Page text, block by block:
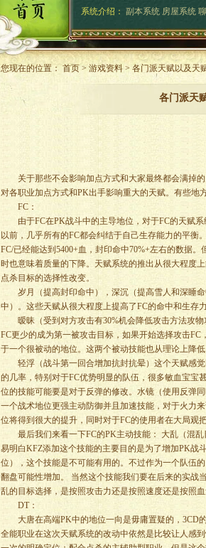
系统介绍： 副本系统 房屋系统
您现在的位置： 首页 > 游戏资料 > 各门派天赋以及天
各门派天
关于那些不会影响加点方式和大家最终都会满掉的
对各职业加点方式和PK出手影响重大的天赋。有些地
FC：
由于FC在PK战斗中的主导地位，对于FC的天赋系
以前，几乎所有的FC都会纠结于自己生存能力的平衡
FC/已经能达到5400+血，封印命中70%+左右的数据
时也意味着质量的下降。天赋系统的推出从很大程度
点杀目标的选择性改变。
岁月（提高封印命中），深沉（提高雪人和深睡命
中）。这些天赋从很大程度上提高了FC的命中和生存力
暧昧（受到对方攻击有30%机会降低攻击方法攻物
FC更少的成为第一被攻击目标，如果开始选择攻击
于一个很被动的地位。这两个被动技能也从理论上降低
轻浮（战斗第一回合增加抗封抗晕）这个天赋感觉
的几率，特别对于FC优势明显的队伍，很多敏血宝宝
位的技能可能要是对于反弹的修改。水镜（使用反弹
一个战术地位更强主动防御并且加速技能，对于火力
位将得到很大的提升，同时对于FC的使用者在大局观
最后我们来看一下FC的PK主动技能： 大乱（混乱
易明白KFZ添加这个技能的主要目的是为了增加PK战
位），这个技能是不可能有用的。不过作为一个队伍
翻盘可能性增加。 当然这个技能我们要在后来的实战
乱的目标选择，是按照攻击力还是按照速度还是按照
DT：
大唐在高端PK中的地位一向是毋庸置疑的，3CD
全能职业在这次天赋系统的改动中依然是比较让人感